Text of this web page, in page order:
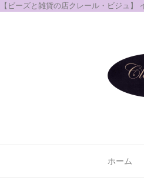
【ビーズと雑貨の店クレール・ビジュ
ホーム